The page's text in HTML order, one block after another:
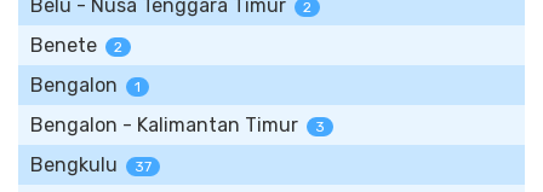
Belu - Nusa Tenggara Timur 2
Benete 2
Bengalon 1
Bengalon - Kalimantan Timur 3
Bengkulu 37